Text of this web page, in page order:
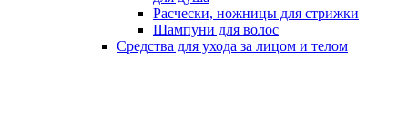
Расчески, ножницы для стрижки
Шампуни для волос
Средства для ухода за лицом и телом